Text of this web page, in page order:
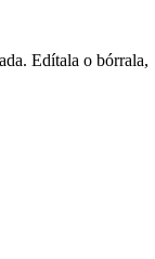
Edítala o bórrala,